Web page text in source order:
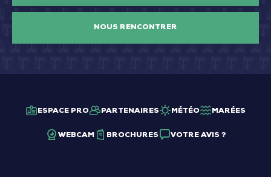
NOUS RENCONTRER
ESPACE PRO PARTENAIRES MÉTÉO MARÉES
WEBCAM BROCHURES VOTRE AVIS ?